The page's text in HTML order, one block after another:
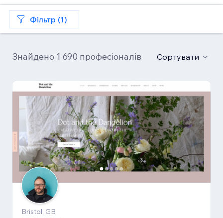
Фільтр (1)
Знайдено 1 690 професіоналів Сортувати
Bristol, GB